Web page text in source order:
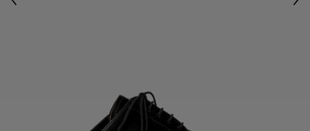
Previous